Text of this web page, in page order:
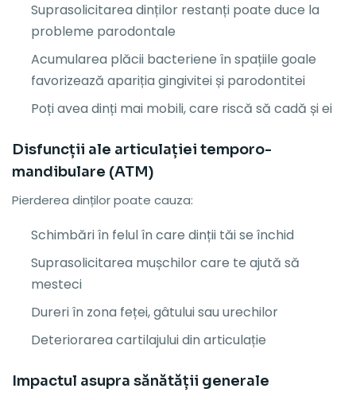
Suprasolicitarea dinților restanți poate duce la
probleme parodontale
Acumularea plăcii bacteriene în spațiile goale
favorizează apariția gingivitei și parodontitei
Poți avea dinți mai mobili, care riscă să cadă și ei
Disfuncții ale articulației temporo-
mandibulare (ATM)
Pierderea dinților poate cauza:
Schimbări în felul în care dinții tăi se închid
Suprasolicitarea mușchilor care te ajută să
mesteci
Dureri în zona feței, gâtului sau urechilor
Deteriorarea cartilajului din articulație
Impactul asupra sănătății generale